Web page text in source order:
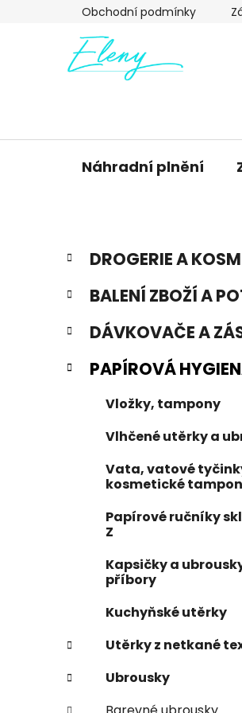
Obchodní podmínky
Náhradní plnění
P
o
s
r
n
Přeskočit
kategorie
K
a
e
o
i
DROGERIE A
BALENÍ ZBOŽÍ A
DÁVKOVAČE A
PAPÍROVÁ
Vložky, tampony
Vlhčené utěrky a
Vata, vatové
kosmetické
Papírové ručníky
Z
Kapsičky a
příbory
Kuchyňské utěrky
Utěrky z netkané
Ubrousky